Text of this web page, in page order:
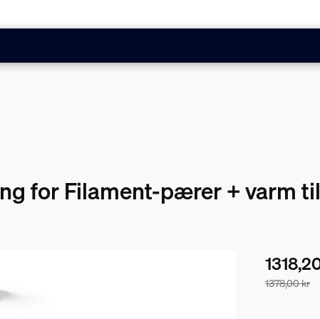
for Filament-pærer + varm
1378,00 kr